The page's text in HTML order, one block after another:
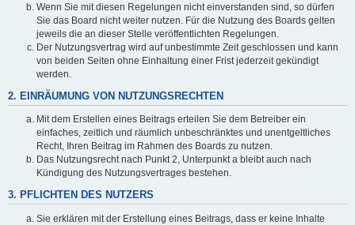
Wenn Sie mit diesen Regelungen nicht einverstanden sind, so dürfen
Sie das Board nicht weiter nutzen. Für die Nutzung des Boards gelten
jeweils die an dieser Stelle veröffentlichten Regelungen.
Der Nutzungsvertrag wird auf unbestimmte Zeit geschlossen und kann
von beiden Seiten ohne Einhaltung einer Frist jederzeit gekündigt
werden.
2. EINRÄUMUNG VON NUTZUNGSRECHTEN
Mit dem Erstellen eines Beitrags erteilen Sie dem Betreiber ein
einfaches, zeitlich und räumlich unbeschränktes und unentgeltliches
Recht, Ihren Beitrag im Rahmen des Boards zu nutzen.
Das Nutzungsrecht nach Punkt 2, Unterpunkt a bleibt auch nach
Kündigung des Nutzungsvertrages bestehen.
3. PFLICHTEN DES NUTZERS
Sie erklären mit der Erstellung eines Beitrags, dass er keine Inhalte